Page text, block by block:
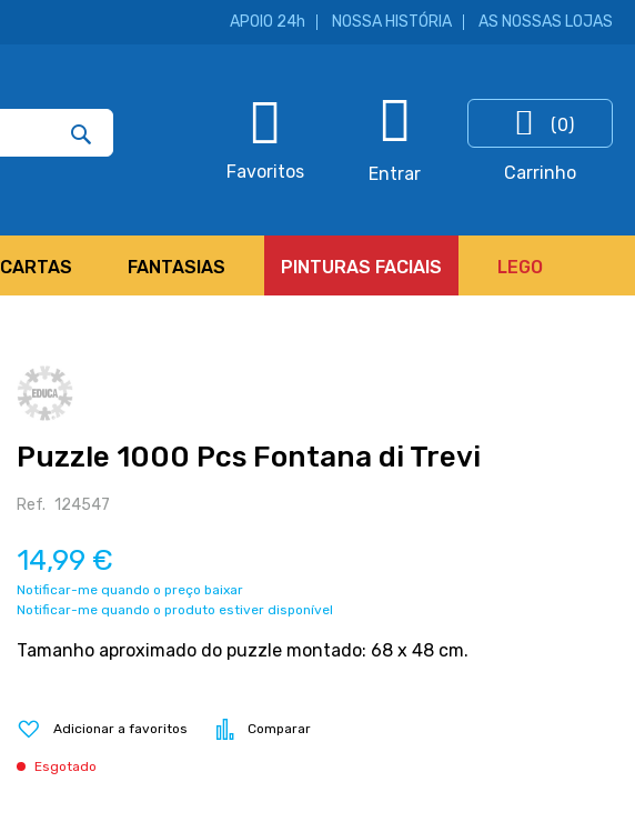
APOIO 24h NOSSA HISTÓRIA AS NOSSAS LOJAS
Pesquisar
Favoritos Entrar
(0)
Carrinho
CARTAS FANTASIAS PINTURAS FACIAIS LEGO
Puzzle 1000 Pcs Fontana di Trevi
Ref. 124547
14,99 €
Notificar-me quando o preço baixar
Notificar-me quando o produto estiver disponível
Tamanho aproximado do puzzle montado: 68 x 48 cm.
Adicionar a favoritos Comparar
Esgotado